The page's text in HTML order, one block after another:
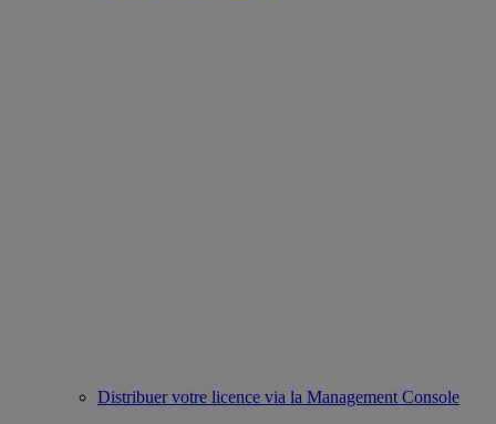
Distribuer votre licence via la Management Console